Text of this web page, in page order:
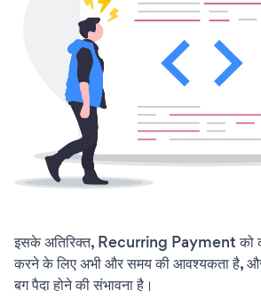
इसके अतिरिक्त, Recurring Payment को
करने के लिए अभी और समय की आवश्यकता है,
बग पैदा होने की संभावना है।